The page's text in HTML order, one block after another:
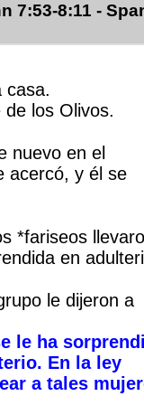
7:53-8:11 -
casa.
los Olivos.
nuevo en el
acercó, y él se
*fariseos
en
le dijeron a
le ha
En la ley
a tales